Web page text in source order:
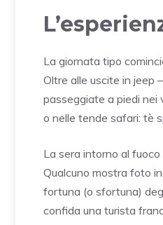
La giornata tipo
Oltre alle uscite in jeep
passeggiate a piedi nei
o nelle tende safari: tè
La sera intorno al
Qualcuno mostra foto
fortuna (o sfortuna)
confida una turista